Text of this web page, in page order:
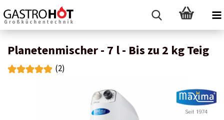
Planetenmischer - 7 l - Bis zu 2 kg Teig
(2)